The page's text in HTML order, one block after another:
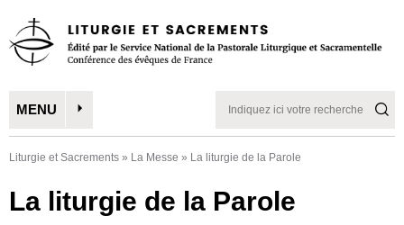
MENU
Liturgie et Sacrements » La Messe » La liturgie de la Parole
La liturgie de la Parole